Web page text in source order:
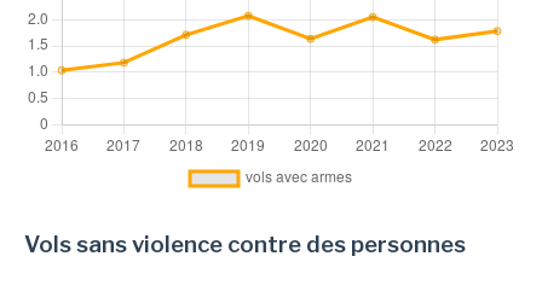
Vols sans violence contre des personnes